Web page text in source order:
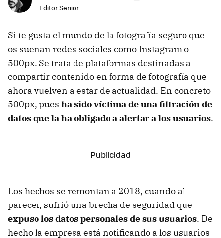
Editor Senior
Si te gusta el mundo de la fotografía seguro que
os suenan redes sociales como Instagram o
500px. Se trata de plataformas destinadas a
compartir contenido en forma de fotografía que
ahora vuelven a estar de actualidad. En concreto
500px, pues ha sido víctima de una filtración de
datos que la ha obligado a alertar a los usuarios.
Los hechos se remontan a 2018, cuando al
parecer, sufrió una brecha de seguridad que
expuso los datos personales de sus usuarios. De
hecho la empresa está notificando a los usuarios